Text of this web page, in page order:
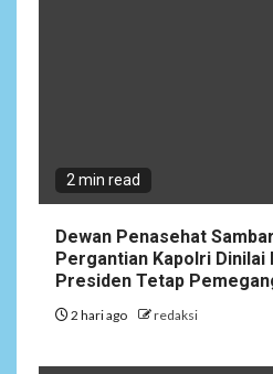
2 min read
Dewan Penasehat
Pergantian Kapolri Dinilai
Presiden Tetap
2 hari ago redaksi